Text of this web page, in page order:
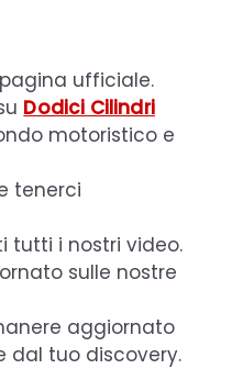
ufficiale.
Dodici Cilindri
motoristico e
tenerci
tutti i nostri video.
sulle nostre
aggiornato
dal tuo discovery.